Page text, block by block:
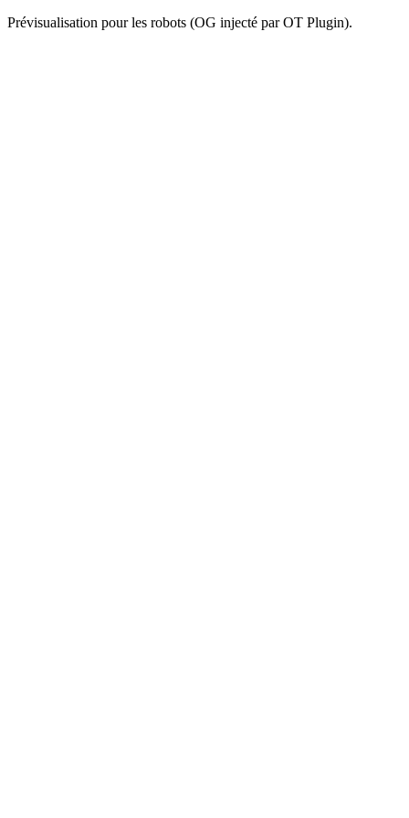
Prévisualisation pour les robots (OG injecté par OT Plugin).